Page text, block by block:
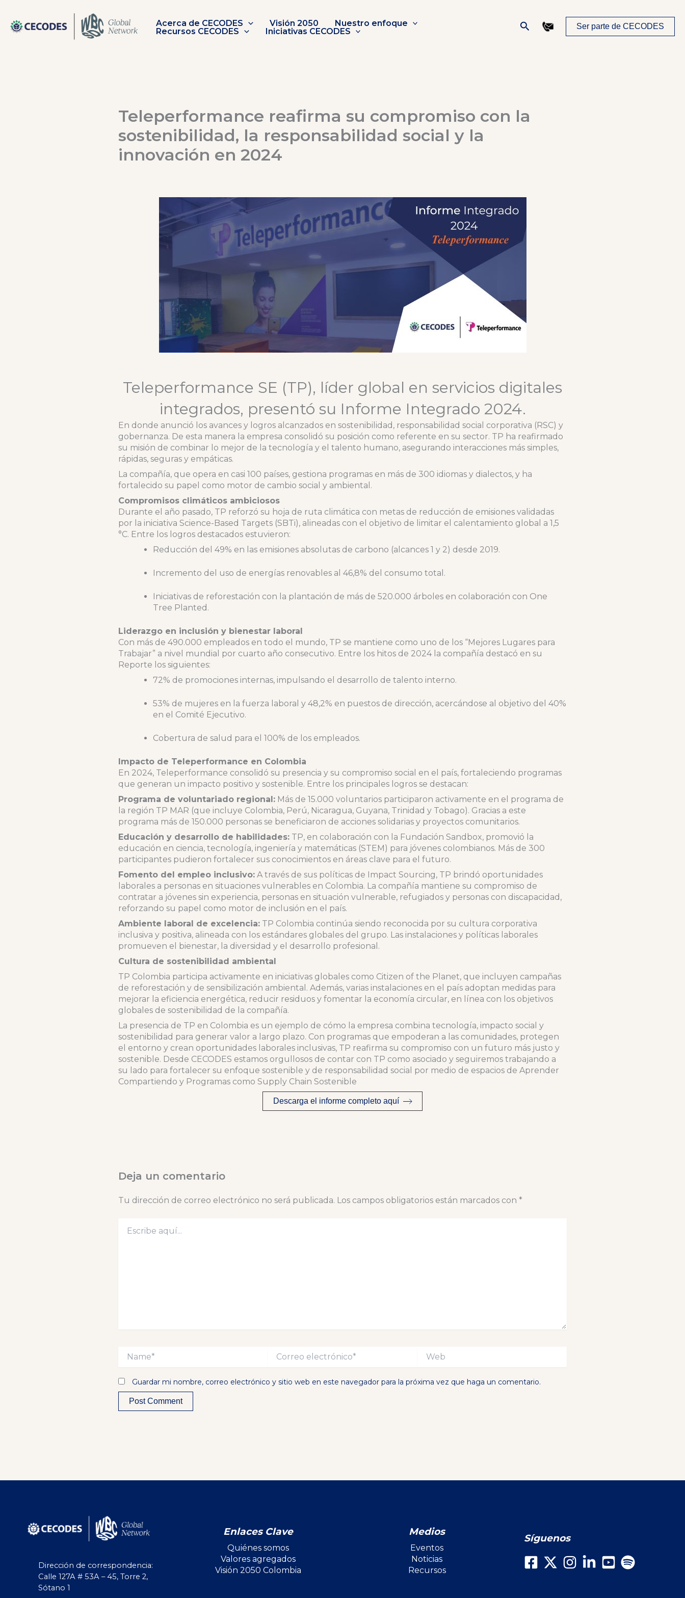
contenido
Acerca de CECODES Visión 2050
Nuestro enfoque
Recursos CECODES
Iniciativas CECODES Buscar Ser parte de CECODES
Teleperformance reafirma su compromiso con la
sostenibilidad, la responsabilidad social y la
innovación en 2024
Teleperformance SE (TP), líder global en servicios digitales
integrados, presentó su Informe Integrado 2024.
En donde anunció los avances y logros alcanzados en sostenibilidad, responsabilidad social corporativa (RSC) y
gobernanza. De esta manera la empresa consolidó su posición como referente en su sector. TP ha reafirmado
su misión de combinar lo mejor de la tecnología y el talento humano, asegurando interacciones más simples,
rápidas, seguras y empáticas.
La compañía, que opera en casi 100 países, gestiona programas en más de 300 idiomas y dialectos, y ha
fortalecido su papel como motor de cambio social y ambiental.
Compromisos climáticos ambiciosos
Durante el año pasado, TP reforzó su hoja de ruta climática con metas de reducción de emisiones validadas
por la iniciativa Science-Based Targets (SBTi), alineadas con el objetivo de limitar el calentamiento global a 1,5
°C. Entre los logros destacados estuvieron:
Reducción del 49% en las emisiones absolutas de carbono (alcances 1 y 2) desde 2019.
Incremento del uso de energías renovables al 46,8% del consumo total.
Iniciativas de reforestación con la plantación de más de 520.000 árboles en colaboración con One
Tree Planted.
Liderazgo en inclusión y bienestar laboral
Con más de 490.000 empleados en todo el mundo, TP se mantiene como uno de los “Mejores Lugares para
Trabajar” a nivel mundial por cuarto año consecutivo. Entre los hitos de 2024 la compañía destacó en su
Reporte los siguientes:
72% de promociones internas, impulsando el desarrollo de talento interno.
53% de mujeres en la fuerza laboral y 48,2% en puestos de dirección, acercándose al objetivo del 40%
en el Comité Ejecutivo.
Cobertura de salud para el 100% de los empleados.
Impacto de Teleperformance en Colombia
En 2024, Teleperformance consolidó su presencia y su compromiso social en el país, fortaleciendo programas
que generan un impacto positivo y sostenible. Entre los principales logros se destacan:
Programa de voluntariado regional: Más de 15.000 voluntarios participaron activamente en el programa de
la región TP MAR (que incluye Colombia, Perú, Nicaragua, Guyana, Trinidad y Tobago). Gracias a este
programa más de 150.000 personas se beneficiaron de acciones solidarias y proyectos comunitarios.
Educación y desarrollo de habilidades: TP, en colaboración con la Fundación Sandbox, promovió la
educación en ciencia, tecnología, ingeniería y matemáticas (STEM) para jóvenes colombianos. Más de 300
participantes pudieron fortalecer sus conocimientos en áreas clave para el futuro.
Fomento del empleo inclusivo: A través de sus políticas de Impact Sourcing, TP brindó oportunidades
laborales a personas en situaciones vulnerables en Colombia. La compañía mantiene su compromiso de
contratar a jóvenes sin experiencia, personas en situación vulnerable, refugiados y personas con discapacidad,
reforzando su papel como motor de inclusión en el país.
Ambiente laboral de excelencia: TP Colombia continúa siendo reconocida por su cultura corporativa
inclusiva y positiva, alineada con los estándares globales del grupo. Las instalaciones y políticas laborales
promueven el bienestar, la diversidad y el desarrollo profesional.
Cultura de sostenibilidad ambiental
TP Colombia participa activamente en iniciativas globales como Citizen of the Planet, que incluyen campañas
de reforestación y de sensibilización ambiental. Además, varias instalaciones en el país adoptan medidas para
mejorar la eficiencia energética, reducir residuos y fomentar la economía circular, en línea con los objetivos
globales de sostenibilidad de la compañía.
La presencia de TP en Colombia es un ejemplo de cómo la empresa combina tecnología, impacto social y
sostenibilidad para generar valor a largo plazo. Con programas que empoderan a las comunidades, protegen
el entorno y crean oportunidades laborales inclusivas, TP reafirma su compromiso con un futuro más justo y
sostenible. Desde CECODES estamos orgullosos de contar con TP como asociado y seguiremos trabajando a
su lado para fortalecer su enfoque sostenible y de responsabilidad social por medio de espacios de Aprender
Compartiendo y Programas como Supply Chain Sostenible
Descarga el informe completo aquí
Deja un comentario
Tu dirección de correo electrónico no será publicada. Los campos obligatorios están marcados con *
aquí...
Name*
Correo
electrónico*
Web
Guardar mi nombre, correo electrónico y sitio web en este navegador para la próxima vez que haga un comentario.
Dirección de correspondencia:
Calle 127A # 53A – 45, Torre 2,
Sótano 1
Enlaces Clave
Quiénes somos
Valores agregados
Visión 2050 Colombia
Medios
Eventos
Noticias
Recursos
Síguenos